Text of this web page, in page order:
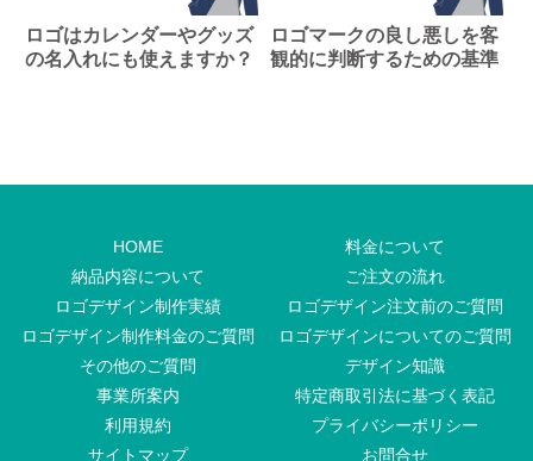
ロゴはカレンダーやグッズ
の名入れにも使えますか？
ロゴマークの良し悪しを客
観的に判断するための基準
HOME
料金について
納品内容について
ご注文の流れ
ロゴデザイン制作実績
ロゴデザイン注文前のご質問
ロゴデザイン制作料金のご質問
ロゴデザインについてのご質問
その他のご質問
デザイン知識
事業所案内
特定商取引法に基づく表記
利用規約
プライバシーポリシー
サイトマップ
お問合せ